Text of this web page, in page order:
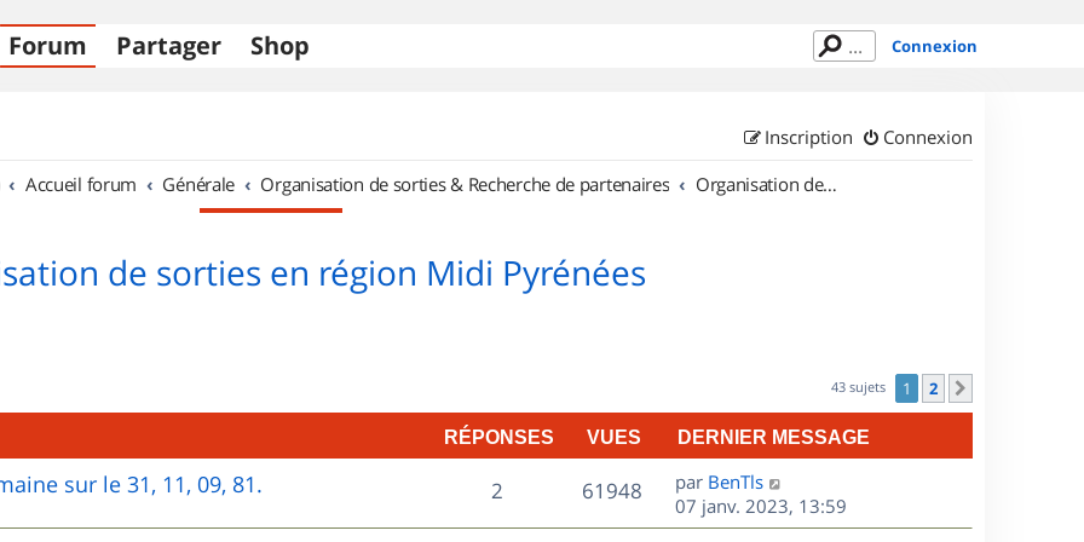
Forum Partager Shop Connexion
Connexion
Inscription
Accueil forum Générale Organisation de sorties & Recherche de partenaires Organisation de sorties en région Midi Pyrénées
de sorties en région Midi Pyrénées
43 sujets 1 2
RÉPONSES VUES DERNIER MESSAGE
sur le 31, 11, 09, 81. 2R
é
61948V
u
D
e
r
par BenTls
07 janv. 2023, 13:59